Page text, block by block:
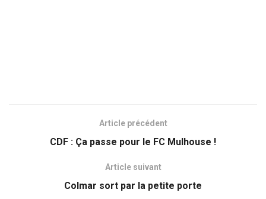
Article précédent
CDF : Ça passe pour le FC Mulhouse !
Article suivant
Colmar sort par la petite porte